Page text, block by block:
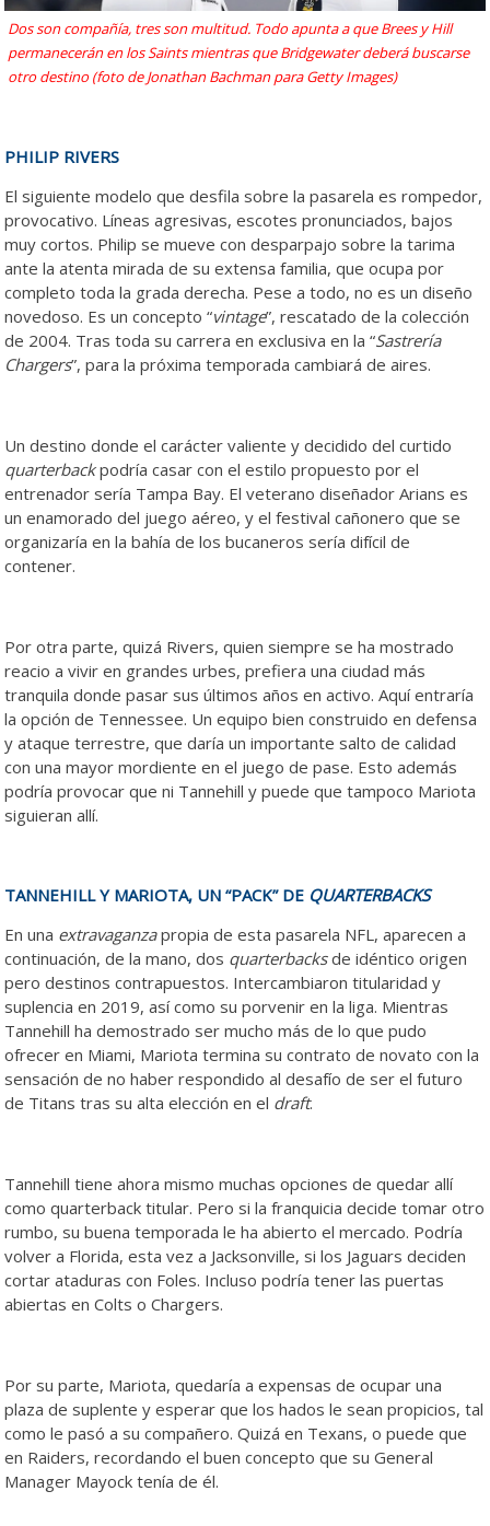
Dos son compañía, tres son multitud. Todo apunta a que Brees y Hill
permanecerán en los Saints mientras que Bridgewater deberá buscarse
otro destino (foto de Jonathan Bachman para Getty Images)
PHILIP RIVERS
El siguiente modelo que desfila sobre la pasarela es rompedor,
provocativo. Líneas agresivas, escotes pronunciados, bajos
muy cortos. Philip se mueve con desparpajo sobre la tarima
ante la atenta mirada de su extensa familia, que ocupa por
completo toda la grada derecha. Pese a todo, no es un diseño
novedoso. Es un concepto “vintage”, rescatado de la colección
de 2004. Tras toda su carrera en exclusiva en la “Sastrería
Chargers”, para la próxima temporada cambiará de aires.
Un destino donde el carácter valiente y decidido del curtido
quarterbackpodría casar con el estilo propuesto por el
entrenador sería Tampa Bay. El veterano diseñador Arians es
un enamorado del juego aéreo, y el festival cañonero que se
organizaría en la bahía de los bucaneros sería difícil de
contener.
Por otra parte, quizá Rivers, quien siempre se ha mostrado
reacio a vivir en grandes urbes, prefiera una ciudad más
tranquila donde pasar sus últimos años en activo. Aquí entraría
la opción de Tennessee. Un equipo bien construido en defensa
y ataque terrestre, que daría un importante salto de calidad
con una mayor mordiente en el juego de pase. Esto además
podría provocar que ni Tannehill y puede que tampoco Mariota
siguieran allí.
TANNEHILL Y MARIOTA, UN “PACK” DE QUARTERBACKS
En una extravaganzapropia de esta pasarela NFL, aparecen a
continuación, de la mano, dos quarterbacksde idéntico origen
pero destinos contrapuestos. Intercambiaron titularidad y
suplencia en 2019, así como su porvenir en la liga. Mientras
Tannehill ha demostrado ser mucho más de lo que pudo
ofrecer en Miami, Mariota termina su contrato de novato con la
sensación de no haber respondido al desafío de ser el futuro
de Titans tras su alta elección en el draft.
Tannehill tiene ahora mismo muchas opciones de quedar allí
como quarterback titular. Pero si la franquicia decide tomar otro
rumbo, su buena temporada le ha abierto el mercado. Podría
volver a Florida, esta vez a Jacksonville, si los Jaguars deciden
cortar ataduras con Foles. Incluso podría tener las puertas
abiertas en Colts o Chargers.
Por su parte, Mariota, quedaría a expensas de ocupar una
plaza de suplente y esperar que los hados le sean propicios, tal
como le pasó a su compañero. Quizá en Texans, o puede que
en Raiders, recordando el buen concepto que su General
Manager Mayock tenía de él.